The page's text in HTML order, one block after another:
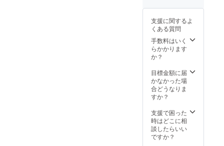
マリー
葉エキ
ス、
ユーカ
リ葉エ
キス、
ドエキ
ス、マ
ヨラナ
Made in
Japan >
お断り
いただ
く場合
があり
ます。
お断り
いただ
いた場
合にお
いても
いたし
かねま
す。 ※
配布に
までの
は別途
ご負担
いただ
きま
す。 ※
約制で
す、ご
予約時
に支援
とをお
伝えく
ださ
い。 ※
ルを活
仕事で
女性が
経済
的・精
神的に
し、長
く続け
られる
ような
ルにし
ます！
※日程は
メール
支援に関するよ
くある質問
手数料はいく
らかかります
か？
目標金額に届
かなかった場
合どうなりま
すか？
支援で困った
時はどこに相
談したらいい
ですか？